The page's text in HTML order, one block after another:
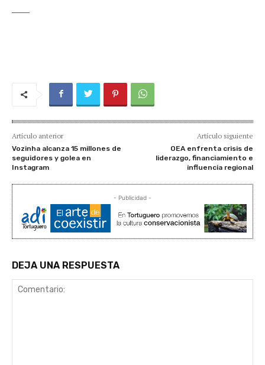
Artículo anterior
Vozinha alcanza 15 millones de
seguidores y golea en
Instagram
Artículo siguiente
OEA enfrenta crisis de
liderazgo, financiamiento e
influencia regional
- Publicidad -
DEJA UNA RESPUESTA